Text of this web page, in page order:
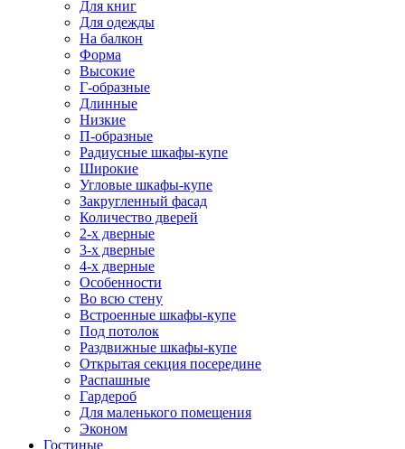
Для книг
Для одежды
На балкон
Форма
Высокие
Г-образные
Длинные
Низкие
П-образные
Радиусные шкафы-купе
Широкие
Угловые шкафы-купе
Закругленный фасад
Количество дверей
2-х дверные
3-х дверные
4-х дверные
Особенности
Во всю стену
Встроенные шкафы-купе
Под потолок
Раздвижные шкафы-купе
Открытая секция посередине
Распашные
Гардероб
Для маленького помещения
Эконом
Гостиные